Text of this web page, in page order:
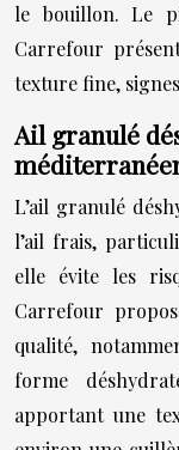
le bouillon. Le
Carrefour
texture fine,
Ail granulé
L’ail granulé
l’ail frais,
elle évite les
Carrefour
qualité,
forme
apportant une